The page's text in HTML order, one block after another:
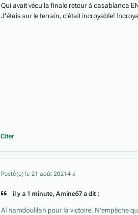
Qui avait vécu la finale retour à casablanca
J'étais sur le terrain, c'était incroyable!
Citer
Posté(e) le 21 août 2021 4 a
il y a 1 minute, Amine67 a dit :
Al hamdoulilah pour la victoire. N'empêche